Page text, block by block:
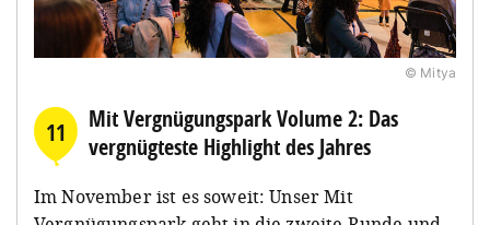
© Mitya
11
Mit Vergnügungspark Volume 2: Das
vergnügteste Highlight des Jahres
Im November ist es soweit: Unser Mit